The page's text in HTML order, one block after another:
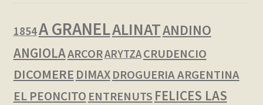
1854A GRANELALINATANDINO
ANGIOLAARCORARYTZACRUDENCIO
DICOMERE DIMAX DROGUERIA ARGENTINA
EL PEONCITO ENTRENUTS FELICES LAS